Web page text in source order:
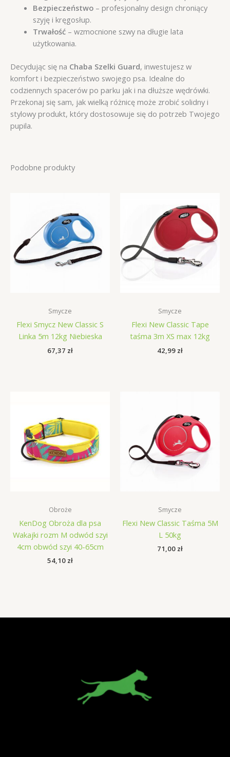
Bezpieczeństwo– profesjonalny design chroniący
szyję i kręgosłup.
Trwałość– wzmocnione szwy na długie lata
użytkowania.
Decydując się na Chaba Szelki Guard, inwestujesz w
komfort i bezpieczeństwo swojego psa. Idealne do
codziennych spacerów po parku jak i na dłuższe wędrówki.
Przekonaj się sam, jak wielką różnicę może zrobić solidny i
stylowy produkt, który dostosowuje się do potrzeb Twojego
pupila.
Podobne produkty
Smycze
Flexi Smycz New Classic S
Linka 5m 12kg Niebieska
67,37 zł
Smycze
Flexi New Classic Tape
taśma 3m XS max 12kg
42,99 zł
Obroże
KenDog Obroża dla psa
Wakajki rozm M odwód szyi
4cm obwód szyi 40-65cm
54,10 zł
Smycze
Flexi New Classic Taśma 5M
L 50kg
71,00 zł